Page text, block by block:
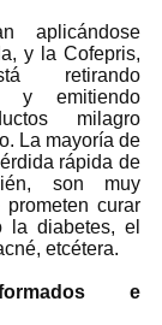
aplicándose
y la Cofepris,
retirando
y emitiendo
milagro
La mayoría de
rápida de
son muy
curar
la diabetes, el
etcétera.
e